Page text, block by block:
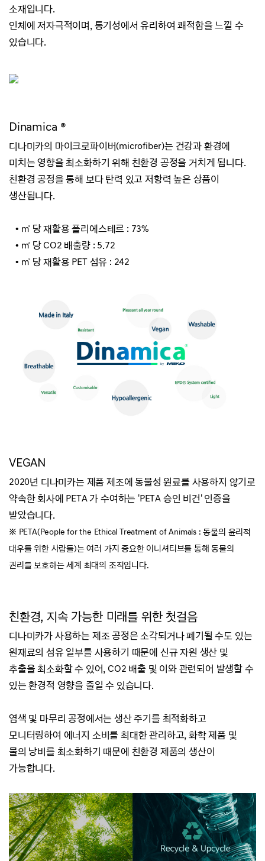
소재입니다.
인체에 저자극적이며, 통기성에서 유리하여 쾌적함을 느낄 수
있습니다.
Dinamica ®
디나미카의 마이크로파이버(microfiber)는 건강과 환경에
미치는 영향을 최소화하기 위해 친환경 공정을 거치게 됩니다.
친환경 공정을 통해 보다 탄력 있고 저항력 높은 상품이
생산됩니다.
• ㎡ 당 재활용 폴리에스테르 : 73%
• ㎡ 당 CO2 배출량 : 5.72
• ㎡ 당 재활용 PET 섬유 : 242
VEGAN
2020년 디나미카는 제품 제조에 동물성 원료를 사용하지 않기로
약속한 회사에 PETA 가 수여하는 'PETA 승인 비건' 인증을
받았습니다.
※ PETA(People for the Ethical Treatment of Animals : 동물의 윤리적
대우를 위한 사람들)는 여러 가지 중요한 이니셔티브를 통해동물의
권리를 보호하는세계 최대의 조직입니다.
친환경, 지속 가능한 미래를 위한 첫걸음
디나미카가 사용하는 제조 공정은 소각되거나 폐기될 수도 있는
원재료의 섬유 일부를 사용하기 때문에 신규 자원 생산 및
추출을 최소화할 수 있어, CO2 배출 및 이와 관련되어 발생할 수
있는 환경적 영향을 줄일 수 있습니다.
염색 및 마무리 공정에서는 생산 주기를 최적화하고
모니터링하여 에너지 소비를 최대한 관리하고, 화학 제품 및
물의 낭비를 최소화하기 때문에 친환경 제품의 생산이
가능합니다.